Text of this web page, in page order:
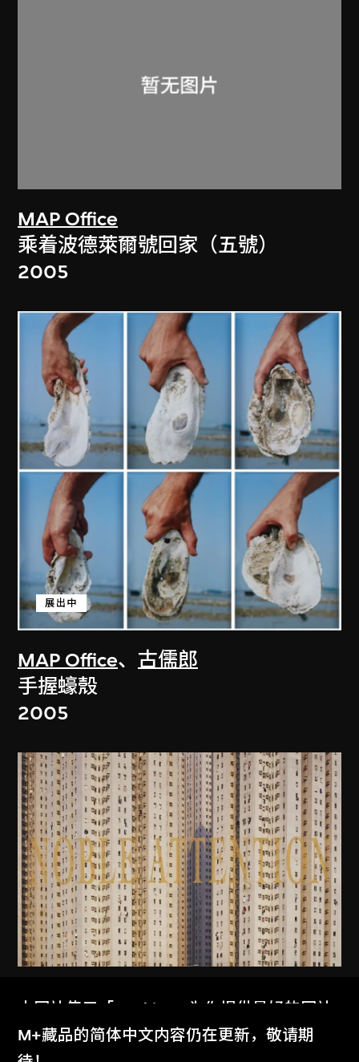
MAP Office
乘着波德萊爾號回家（五號）
2005
MAP Office、 古儒郎
展出中
手握蠔殼
2005
MAP Office
古儒郎
家景
2006
本网站使用「Cookies」为你提供最好的网站
体验。
M+藏品的简体中文内容仍在更新，敬请期